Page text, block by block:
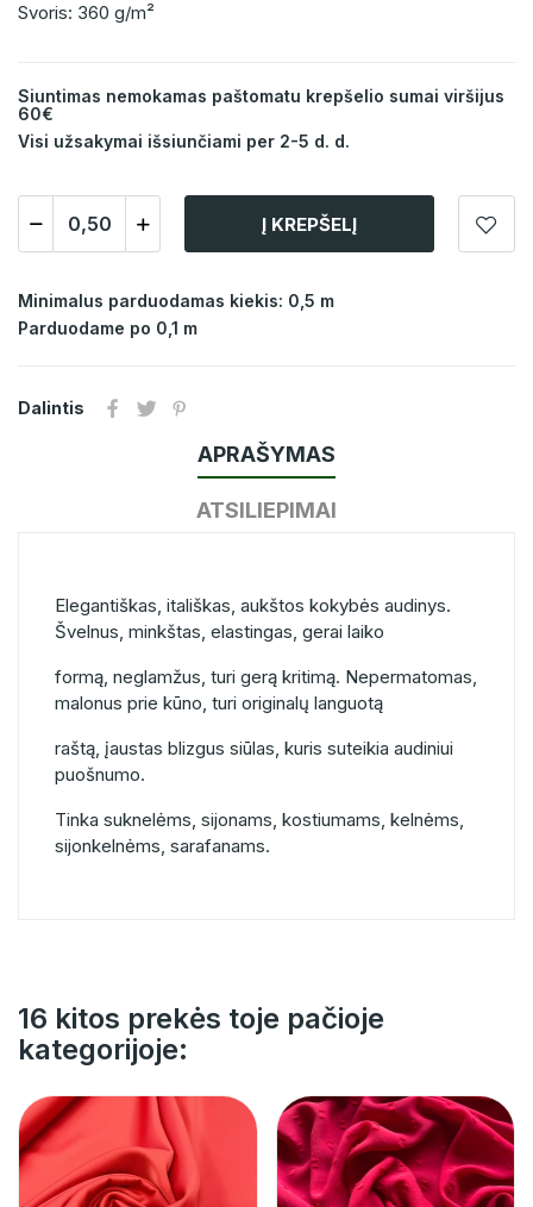
Svoris: 360 g/m²
Siuntimas nemokamas paštomatu krepšelio sumai viršijus
60€
Visi užsakymai išsiunčiami per 2-5 d. d.
Į KREPŠELĮ
Minimalus parduodamas kiekis: 0,5 m
Parduodame po 0,1 m
Dalintis
APRAŠYMAS
ATSILIEPIMAI
Elegantiškas, itališkas, aukštos kokybės audinys.
Švelnus, minkštas, elastingas, gerai laiko
formą, neglamžus, turi gerą kritimą. Nepermatomas,
malonus prie kūno, turi originalų languotą
raštą, įaustas blizgus siūlas, kuris suteikia audiniui
puošnumo.
Tinka suknelėms, sijonams, kostiumams, kelnėms,
sijonkelnėms, sarafanams.
16 kitos prekės toje pačioje
kategorijoje: